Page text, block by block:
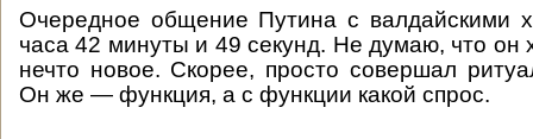
Очередное общение Путина с валдайскими
часа 42 минуты и 49 секунд. Не думаю, что он
нечто новое. Скорее, просто совершал
Он же — функция, а с функции какой спрос.